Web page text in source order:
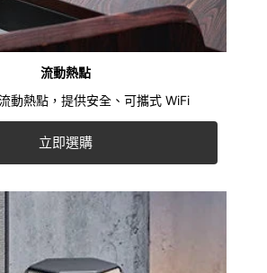
流動熱點
動熱點，提供安全、可攜式 WiFi
立即選購